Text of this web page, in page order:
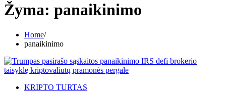
Žyma: panaikinimo
Home
panaikinimo
KRIPTO TURTAS